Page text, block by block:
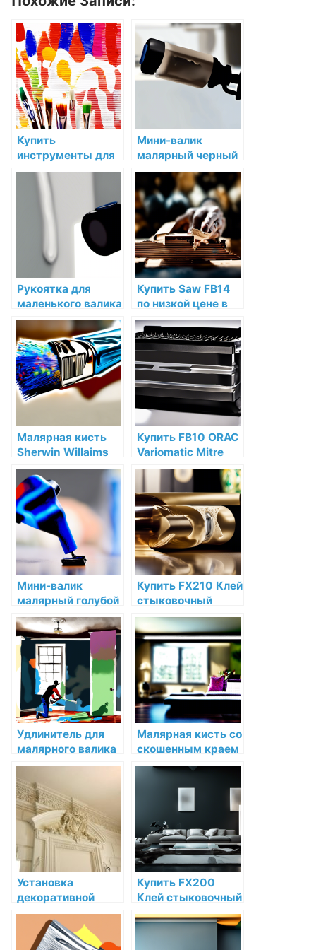
Купить
инструменты для
краски мировых
производителей по
низкой цене в СПб
Мини-валик
малярный черный
Sherwin Willaims
Поролон 10 см для
красок Sherwin-
Williams купить по
низкой цене в СПб
Рукоятка для
маленького валика
Sherwin Willaims
10 см для красок
Sherwin-Williams
купить по низкой
цене в СПб
Купить Saw FB14
по низкой цене в
интернет-
магазине
Малярная кисть
Sherwin Willaims
ChipTrimWallBrush
Натуральная
щетина для
красок Sherwin-
Williams купить по
низкой цене в СПб
Купить FB10 ORAC
Variomatic Mitre
box по низкой цене
в интернет-
магазине
Мини-валик
малярный голубой
Sherwin Willaims
Нитяной 10 см для
красок Sherwin-
Williams купить по
низкой цене в СПб
Купить FX210 Клей
стыковочный
ORAC-FIX "EXTRA"
80 мл Orac Decor
по низкой цене в
интернет-
магазине
Удлинитель для
малярного валика
Sherwin Willaims
Деревянный 1,8 м
для красок
Sherwin-Williams
купить по низкой
цене в СПб
Малярная кисть со
скошенным краем
Sherwin Willaims
щетина —
полиэстер для
красок Sherwin-
Williams купить по
низкой цене в СПб
Установка
декоративной
лепнины в
гостиной:
изысканный
Купить FX200
Клей стыковочный
ORAC-FIX "EXTRA"
310 мл Orac Decor